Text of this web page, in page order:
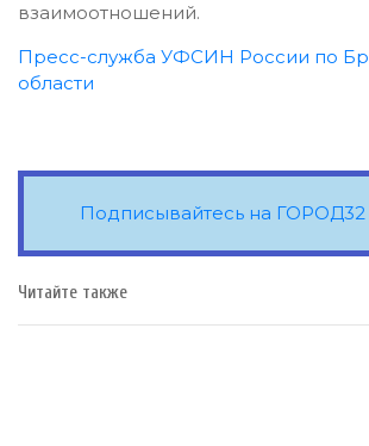
взаимоотношений.
Пресс-служба УФСИН России по
области
Подписывайтесь на ГОРОД32
Читайте также